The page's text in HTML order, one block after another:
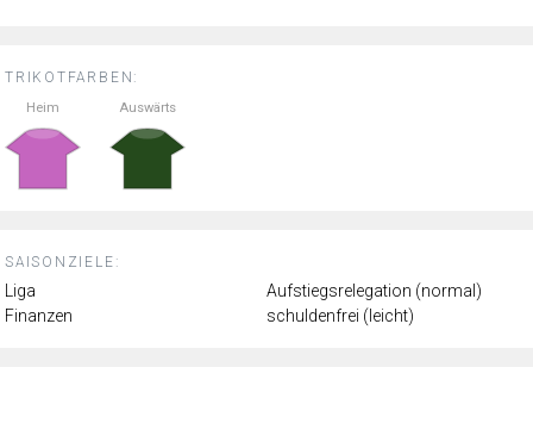
TRIKOTFARBEN:
Heim Auswärts
SAISONZIELE:
Liga
Aufstiegsrelegation (normal)
Finanzen
schuldenfrei (leicht)